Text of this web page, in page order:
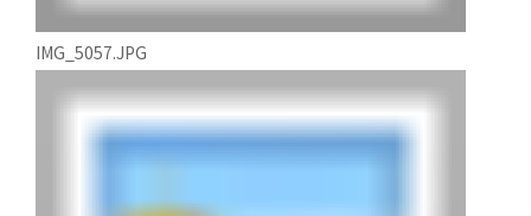
IMG_5057.JPG